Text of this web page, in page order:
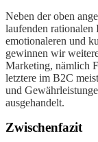
Neben der oben
laufenden rationalen
emotionaleren und
gewinnen wir
Marketing, nämlich
letztere im B2C
und
ausgehandelt.
Zwischenfazit